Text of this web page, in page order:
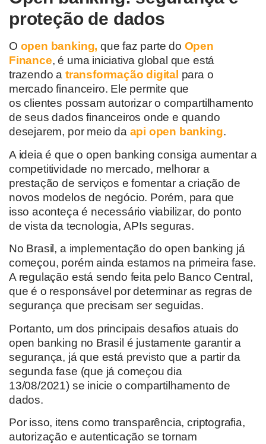
proteção de dados
O open banking, que faz parte do Open
Finance,é uma iniciativa global que está
trazendo a transformação digital para o
mercado financeiro. Ele permite que
osclientes possam autorizar o compartilhamento
de seus dados financeiros onde e quando
desejarem, por meio da api open banking.
A ideia é que o open banking consiga aumentar a
competitividade no mercado, melhorar a
prestação de serviços e fomentar a criação de
novos modelos de negócio. Porém, para que
isso aconteça é necessário viabilizar, do ponto
de vista da tecnologia, APIs seguras.
No Brasil, a implementação do open banking já
começou, porém ainda estamos na primeira fase.
A regulação está sendo feita pelo Banco Central,
que é o responsável por determinaras regras de
segurança que precisam ser seguidas.
Portanto, um dos principais desafios atuais do
open banking no Brasil é justamentegarantir a
segurança, já que está previsto que a partir da
segunda fase (que já começou dia
13/08/2021)se inicie o compartilhamento de
dados.
Por isso, itens como transparência, criptografia,
autorização e autenticação se tornam